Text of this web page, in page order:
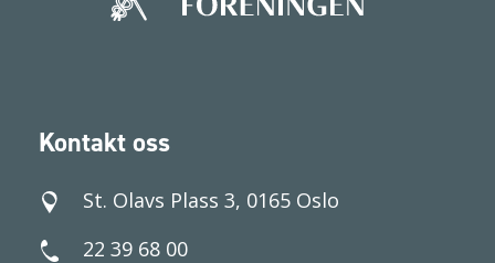
Kontakt oss
St. Olavs Plass 3, 0165 Oslo
22 39 68 00